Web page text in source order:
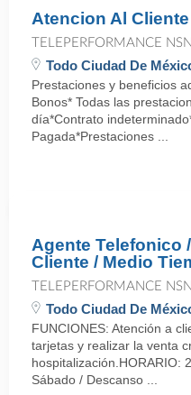
Atencion Al Cliente
TELEPERFORMANCE NSN
Todo Ciudad De
Prestaciones y beneficios
Bonos* Todas las
día*Contrato
Pagada*Prestaciones ...
Agente Telefonico
Cliente / Medio
TELEPERFORMANCE NSN
Todo Ciudad De
FUNCIONES: Atención a
tarjetas y realizar la venta
hospitalización. HORARIO:
Sábado / Descanso ...